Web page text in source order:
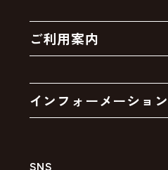
クーポン
卸販売・大量注文
アウトレットセール
ご利用案内
お支払いについて
インフォーメーション
SNS